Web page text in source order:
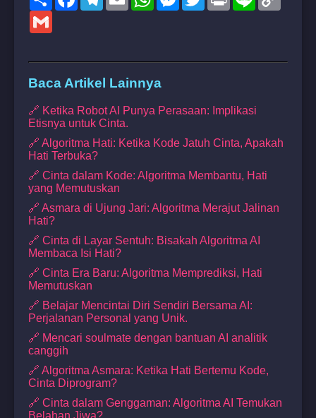
Baca Artikel Lainnya
🔗 Ketika Robot AI Punya Perasaan: Implikasi
Etisnya untuk Cinta.
🔗 Algoritma Hati: Ketika Kode Jatuh Cinta, Apakah
Hati Terbuka?
🔗 Cinta dalam Kode: Algoritma Membantu, Hati
yang Memutuskan
🔗 Asmara di Ujung Jari: Algoritma Merajut Jalinan
Hati?
🔗 Cinta di Layar Sentuh: Bisakah Algoritma AI
Membaca Isi Hati?
🔗 Cinta Era Baru: Algoritma Memprediksi, Hati
Memutuskan
🔗 Belajar Mencintai Diri Sendiri Bersama AI:
Perjalanan Personal yang Unik.
🔗 Mencari soulmate dengan bantuan AI analitik
canggih
🔗 Algoritma Asmara: Ketika Hati Bertemu Kode,
Cinta Diprogram?
🔗 Cinta dalam Genggaman: Algoritma AI Temukan